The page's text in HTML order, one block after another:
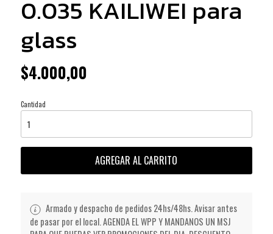
0.035 KAILIWEI para
glass
$4.000,00
Cantidad
AGREGAR AL CARRITO
Armado y despacho de pedidos 24hs/48hs. Avisar antes
de pasar por el local. AGENDA EL WPP Y MANDANOS UN MSJ